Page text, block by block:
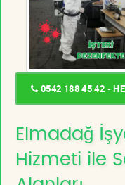
0542 188 45 42 -
Elmadağ
Hizmeti ile